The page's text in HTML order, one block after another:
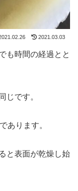
2021.03.03
も時間の経過とと
じです。
あります。
と表面が乾燥し始